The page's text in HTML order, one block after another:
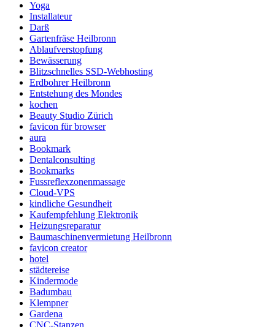
Yoga
Installateur
Darß
Gartenfräse Heilbronn
Ablaufverstopfung
Bewässerung
Blitzschnelles SSD-Webhosting
Erdbohrer Heilbronn
Entstehung des Mondes
kochen
Beauty Studio Zürich
favicon für browser
aura
Bookmark
Dentalconsulting
Bookmarks
Fussreflexzonenmassage
Cloud-VPS
kindliche Gesundheit
Kaufempfehlung Elektronik
Heizungsreparatur
Baumaschinenvermietung Heilbronn
favicon creator
hotel
städtereise
Kindermode
Badumbau
Klempner
Gardena
CNC-Stanzen